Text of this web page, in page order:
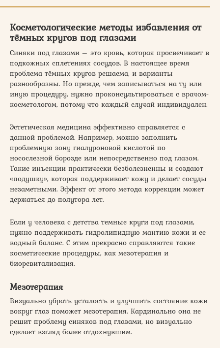
Косметологические методы избавления от
тёмных кругов под глазами
Синяки под глазами – это кровь, которая просвечивает в
подкожных сплетениях сосудов. В настоящее время
проблема тёмных кругов решаема, и варианты
разнообразны. Но прежде, чем записываться на ту или
иную процедуру, нужно проконсультироваться с врачом-
косметологом, потому что каждый случай индивидуален.
Эстетическая медицина эффективно справляется с
данной проблемой. Например, можно заполнить
проблемную зону гиалуроновой кислотой по
носослезной борозде или непосредственно под глазом.
Такие инъекции практически безболезненны и создают
«подушку», которая поддерживает кожу и делает сосуды
незаметными. Эффект от этого метода коррекции может
держаться до полутора лет.
Если у человека с детства темные круги под глазами,
нужно поддерживать гидролипидную мантию кожи и ее
водный баланс. С этим прекрасно справляются такие
косметические процедуры, как мезотерапия и
биоревитализация.
Мезотерапия
Визуально убрать усталость и улучшить состояние кожи
вокруг глаз поможет мезотерапия. Кардинально она не
решит проблему синяков под глазами, но визуально
сделает взгляд более отдохнувшим.